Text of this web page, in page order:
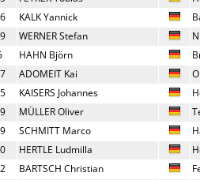
KALK Yannick
WERNER Stefan
HAHN Björn
ADOMEIT Kai
KAISERS Johannes
MÜLLER Oliver
SCHMITT Marco
HERTLE Ludmilla
BARTSCH Christian